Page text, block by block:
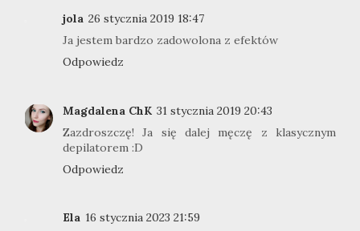
jola 26 stycznia 2019 18:47
Ja jestem bardzo zadowolona z efektów
Odpowiedz
Magdalena ChK 31 stycznia 2019 20:43
Zazdroszczę! Ja się dalej męczę z klasycznym
depilatorem :D
Odpowiedz
Ela 16 stycznia 2023 21:59